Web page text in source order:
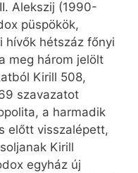
Alekszij (1990-
püspökök,
hívők hétszáz főnyi
meg három jelölt
Kirill 508,
szavazatot
a harmadik
előtt visszalépett,
Kirill
egyház új